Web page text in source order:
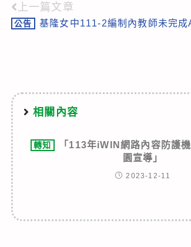
Read
more
上一篇文章
公告 基隆女中111-2編制內教師未完
相關內容
轉知
「113年iWIN網路內容防護
園宣導」
2023-12-11